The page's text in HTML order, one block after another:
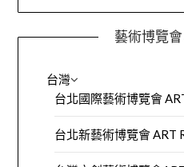
藝術博覽
台灣
台北國際藝術博覽會
台北新藝術博覽會 ART